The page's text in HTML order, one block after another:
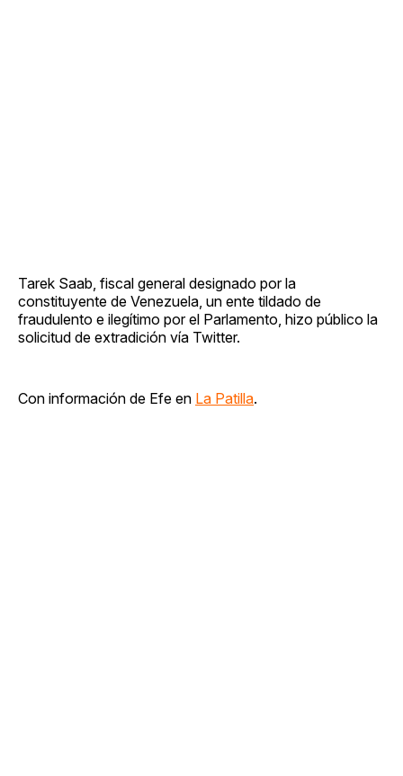
Tarek Saab, fiscal general designado por la
constituyente de Venezuela, un ente tildado de
fraudulento e ilegítimo por el Parlamento, hizo público la
solicitud de extradición vía Twitter.
Con información de Efe en La Patilla.